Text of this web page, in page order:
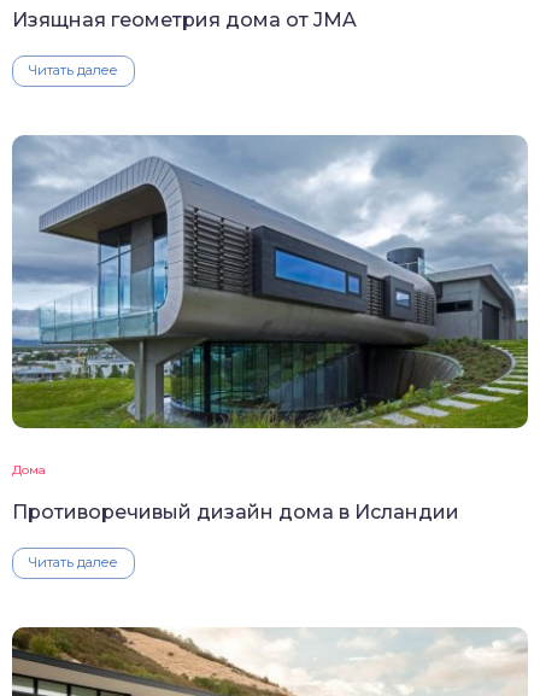
Изящная геометрия дома от JMA
Читать далее
Дома
Противоречивый дизайн дома в Исландии
Читать далее